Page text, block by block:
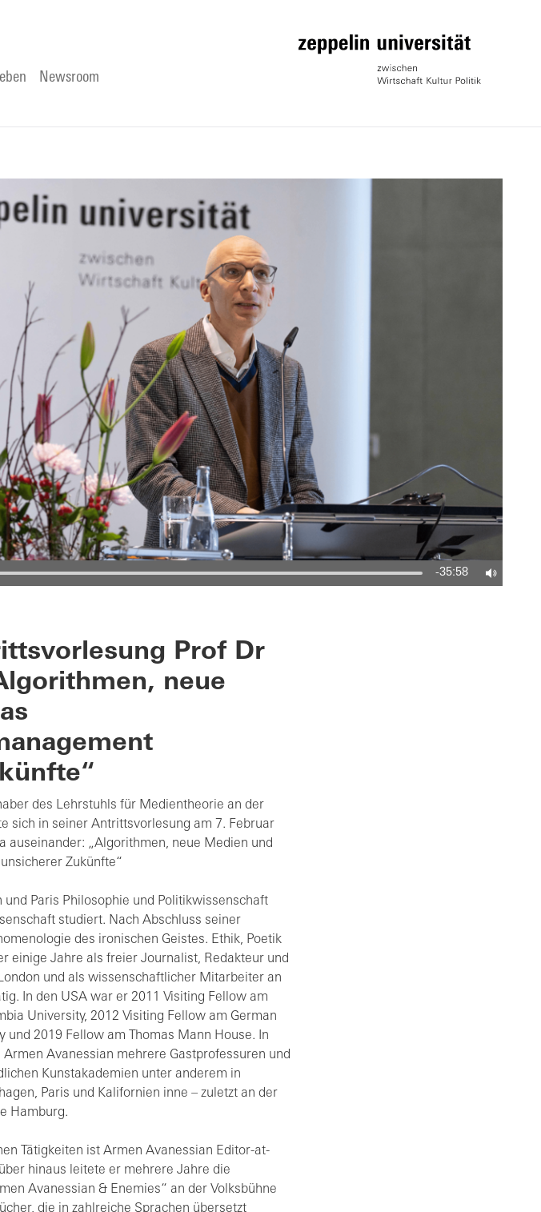
Newsroom
-35:58
Prof Dr
neue
des Lehrstuhls für Medientheorie an der
sich in seiner Antrittsvorlesung am 7. Februar
auseinander: „Algorithmen, neue Medien und
Zukünfte“
Paris Philosophie und Politikwissenschaft
studiert. Nach Abschluss seiner
des ironischen Geistes. Ethik, Poetik
einige Jahre als freier Journalist, Redakteur und
und als wissenschaftlicher Mitarbeiter an
In den USA war er 2011 Visiting Fellow am
University, 2012 Visiting Fellow am German
und 2019 Fellow am Thomas Mann House. In
Avanessian mehrere Gastprofessuren und
Kunstakademien unter anderem in
Paris und Kalifornien inne – zuletzt an der
Hamburg.
Tätigkeiten ist Armen Avanessian Editor-at-
hinaus leitete er mehrere Jahre die
Avanessian & Enemies“ an der Volksbühne
die in zahlreiche Sprachen übersetzt